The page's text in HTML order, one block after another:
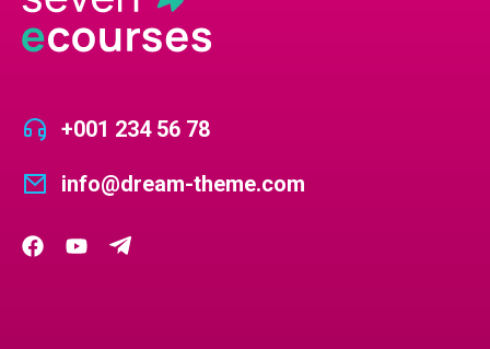
+001 234 56 78
info@dream-theme.com